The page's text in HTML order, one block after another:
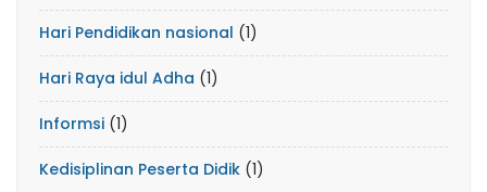
Hari Pendidikan nasional (1)
Hari Raya idul Adha (1)
Informsi (1)
Kedisiplinan Peserta Didik (1)